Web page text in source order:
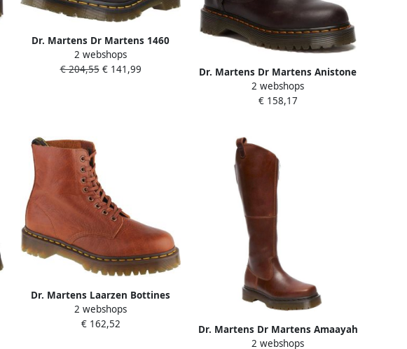
Dr. Martens Dr Martens 1460
Serena Laarzen Zwart Vrouw
2 webshops
€ 204,55€ 141,99
Dr. Martens Dr Martens Anistone
Hrns Laarzen Bruin
2 webshops
€ 158,17
Dr. Martens Laarzen Bottines
1460 Pascal Bex cuir
2 webshops
€ 162,52
Dr. Martens Dr Martens Amaayah
Hi Laarzen Bruin Vrouw
2 webshops